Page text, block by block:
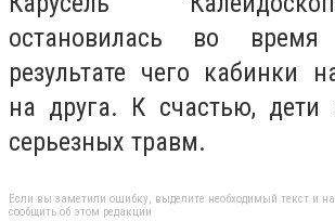
остановилась во
результате чего кабинки
на друга. К счастью, дети
серьезных травм.
Если вы заметили ошибку, выделите необходимый текст и
сообщить об этом редакции